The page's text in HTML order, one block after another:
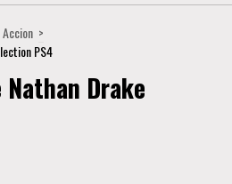
Accion >
PS4
Drake